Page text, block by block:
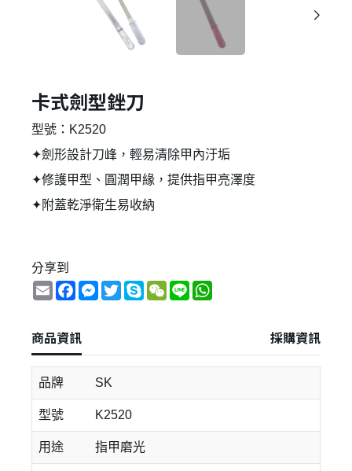
卡式劍型銼刀
型號：K2520
✦劍形設計刀峰，輕易清除甲內汙垢
✦修護甲型、圓潤甲緣，提供指甲亮澤度
✦附蓋乾淨衛生易收納
分享到
EmailFacebook
Messenger
TwitterSkypeWeChat
Line
商品資訊 採購資訊
品牌 SK
型號 K2520
用途 指甲磨光